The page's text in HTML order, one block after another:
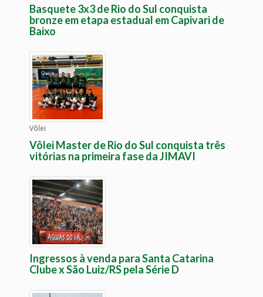
Basquete 3x3 de Rio do Sul conquista
bronze em etapa estadual em Capivari de
Baixo
Vôlei
Vôlei Master de Rio do Sul conquista três
vitórias na primeira fase da JIMAVI
Ingressos à venda para Santa Catarina
Clube x São Luiz/RS pela Série D